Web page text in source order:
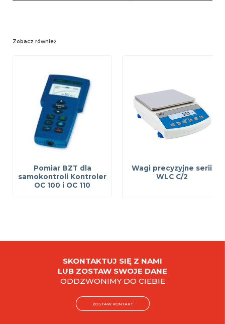
Zobacz również
Pomiar BZT dla
samokontroli Kontroler
OC 100 i OC 110
Wagi precyzyjne serii
WLC C/2
SKONTAKTUJ SIĘ Z NAMI
LUB ZOSTAW SWOJE DANE
ODDZWONIMY DO CIEBIE
ZOSTAW KONTAKT